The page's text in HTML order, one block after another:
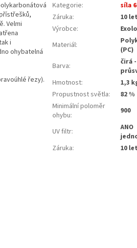
Velmi
i
ohybatelná
řezy).
Kategorie:
síla
Záruka:
10
Výrobce:
Materiál:
(PC)
Barva:
čirá
Hmotnost:
1,3
Propustnost světla:
82 %
Minimální poloměr
ohybu: 900
UV filtr:
ANO
Záruka: 10 let